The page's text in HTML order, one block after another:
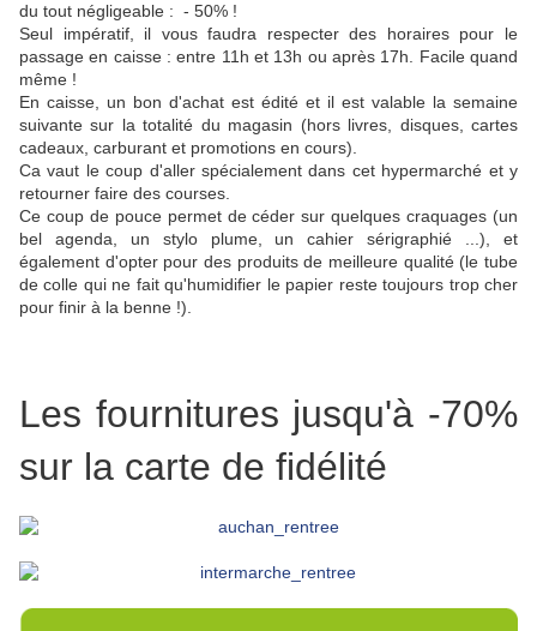
du tout négligeable : - 50% !
Seul impératif, il vous faudra respecter des horaires pour le
passage en caisse : entre 11h et 13h ou après 17h. Facile quand
même !
En caisse, un bon d'achat est édité et il est valable la semaine
suivante sur la totalité du magasin (hors livres, disques, cartes
cadeaux, carburant et promotions en cours).
Ca vaut le coup d'aller spécialement dans cet hypermarché et y
retourner faire des courses.
Ce coup de pouce permet de céder sur quelques craquages (un
bel agenda, un stylo plume, un cahier sérigraphié ...), et
également d'opter pour des produits de meilleure qualité (le tube
de colle qui ne fait qu'humidifier le papier reste toujours trop cher
pour finir à la benne !).
Les fournitures jusqu'à -70%
sur la carte de fidélité